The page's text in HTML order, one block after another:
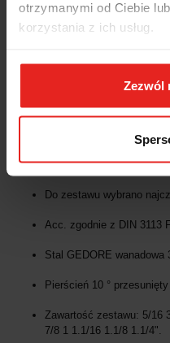
otrzymanymi od Ciebie
korzystania z ich usług.
Zezwól
OPINIE
6013650 GEDORE:
Do zestawu wybrano
Acc. zgodnie z DIN 3113
Stal GEDORE wanadowa
Pierścień 10 °
Zawartość zestawu: 5/16
7/8 1 1.1/16 1.1/8 1.1/4".